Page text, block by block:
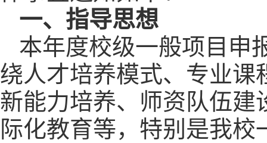
一、指导思想
本年度校级一般项目申
绕人才培养模式、专业课
新能力培养、师资队伍建
际化教育等，特别是我